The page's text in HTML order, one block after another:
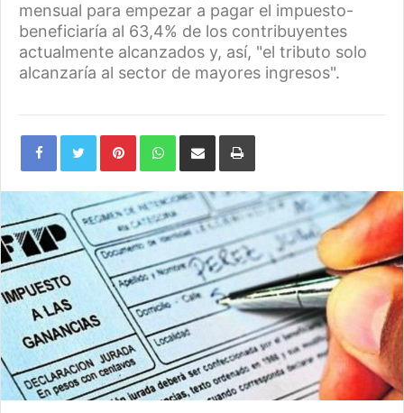
mensual para empezar a pagar el impuesto-
beneficiaría al 63,4% de los contribuyentes
actualmente alcanzados y, así, "el tributo solo
alcanzaría al sector de mayores ingresos".
PinterestWhatsAppShare
Email
Print